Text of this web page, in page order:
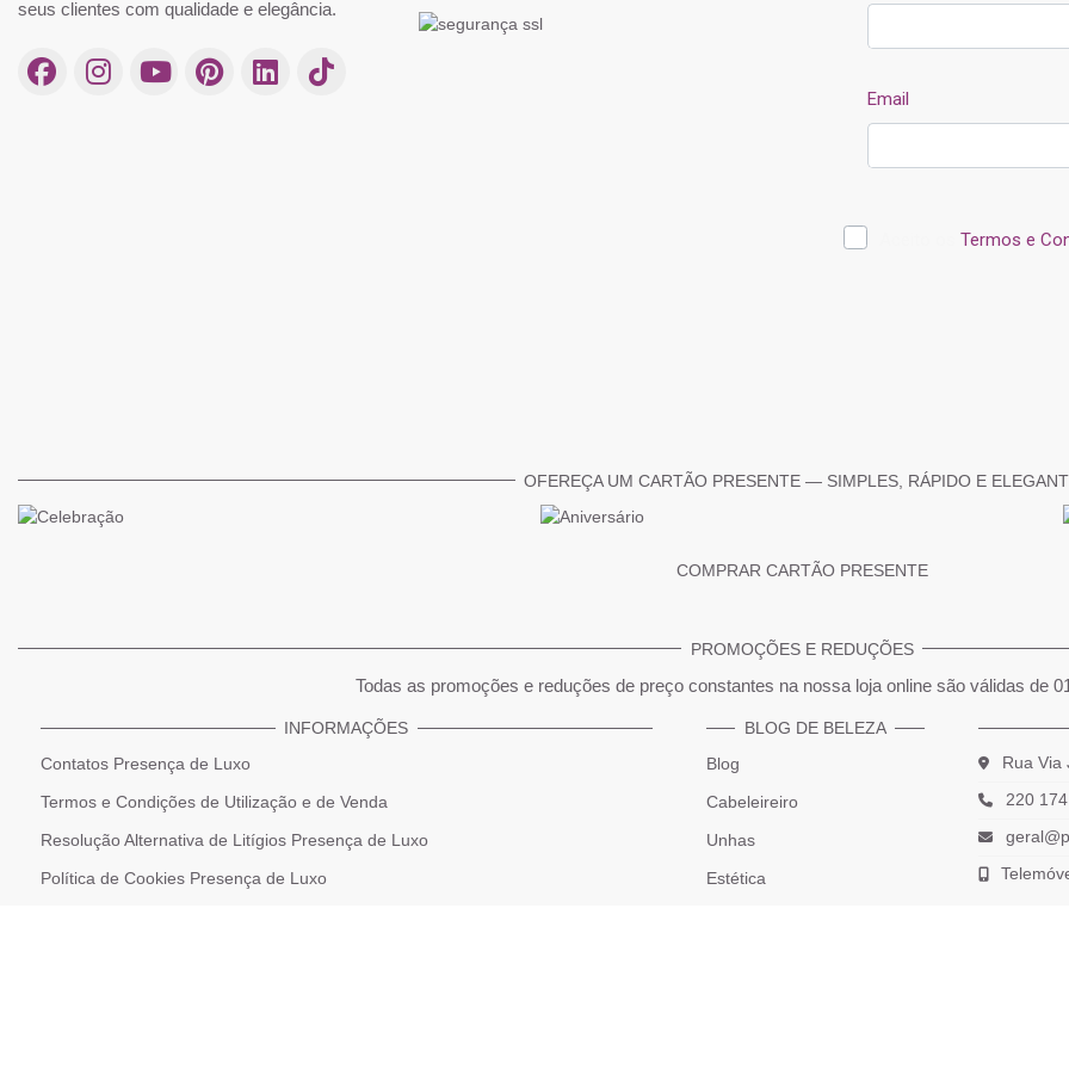
seus clientes com qualidade e elegância.
OFEREÇA UM CARTÃO PRESENTE — SIMPLES, RÁPIDO E
COMPRAR CARTÃO PRESENTE
PROMOÇÕES E REDUÇÕES
Todas as promoções e reduções de preço constantes na nossa loja online são válidas de
INFORMAÇÕES
Contatos Presença de Luxo
Termos e Condições de Utilização e de Venda
Resolução Alternativa de Litígios Presença de Luxo
Política de Cookies Presença de Luxo
BLOG DE BELEZA
Blog
Cabeleireiro
Unhas
Estética
Rua Via
220